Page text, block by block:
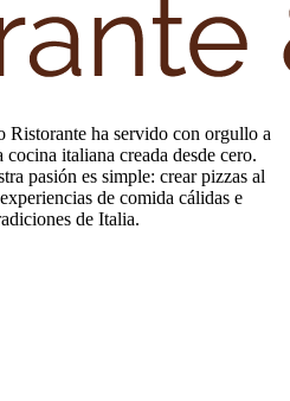
Ristorante ha servido con orgullo a
italiana creada desde cero.
pasión es simple: crear pizzas al
de comida cálidas e
de Italia.